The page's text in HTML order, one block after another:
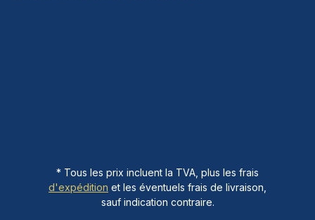
* Tous les prix incluent la TVA, plus les frais
d'expédition et les éventuels frais de livraison,
sauf indication contraire.